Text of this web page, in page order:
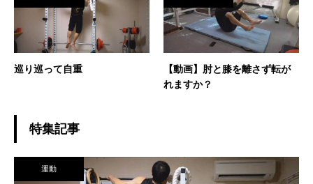
巡り巡って自重
【動画】肘と膝を離さず転が
れますか？
特集記事
運動